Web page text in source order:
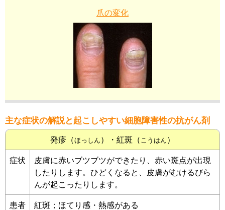
爪の変化
主な症状の解説と起こしやすい細胞障害性の抗がん剤
発疹（ほっしん）・紅斑（こうはん）
症状
皮膚に赤いブツブツができたり、赤い斑点が出現
したりします。ひどくなると、皮膚がむけるびら
んが起こったりします。
患者
紅斑；ほてり感・熱感がある